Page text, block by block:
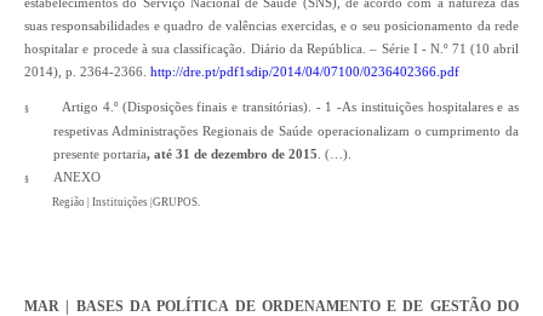
estabelecimentos do Serviço Nacional de Saúde (SNS), de acordo com a natureza das
suas responsabilidades e quadro de valências exercidas, e o seu posicionamento da rede
hospitalar e procede à sua classificação. Diário da República. – Série I - N.º 71 (10 abril
2014), p. 2364-2366. http://dre.pt/pdf1sdip/2014/04/07100/0236402366.pdf
§
Artigo 4.º (Disposições finais e transitórias). - 1 -As instituições hospitalares e as
respetivas Administrações Regionais de Saúde operacionalizam o cumprimento da
presente portaria, até 31 de dezembro de 2015 . (…).
§ ANEXO
Região | Instituições |GRUPOS.
MAR | BASES DA POLÍTICA DE ORDENAMENTO E DE GESTÃO DO